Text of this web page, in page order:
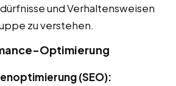
und Verhaltensweisen
zu verstehen.
Optimierung
(SEO):